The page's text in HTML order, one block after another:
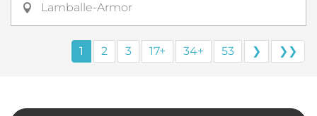
Lamballe-Armor
1 2 3 17+ 34+ 53 ❯ ❯❯